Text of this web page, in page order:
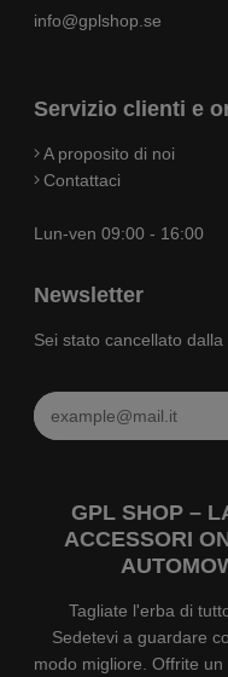
info@gplshop.se
Servizio clienti e
A proposito di noi
Contattaci
Lun-ven 09:00 - 16:00
Newsletter
Sei stato cancellato
GPL SHOP –
ACCESSORI
Tagliate l'erba di
Sedetevi a guardare
modo migliore. Offrite